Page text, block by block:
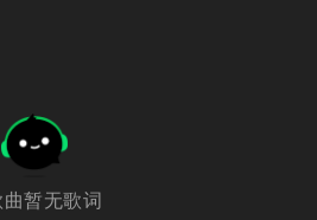
暂无歌词